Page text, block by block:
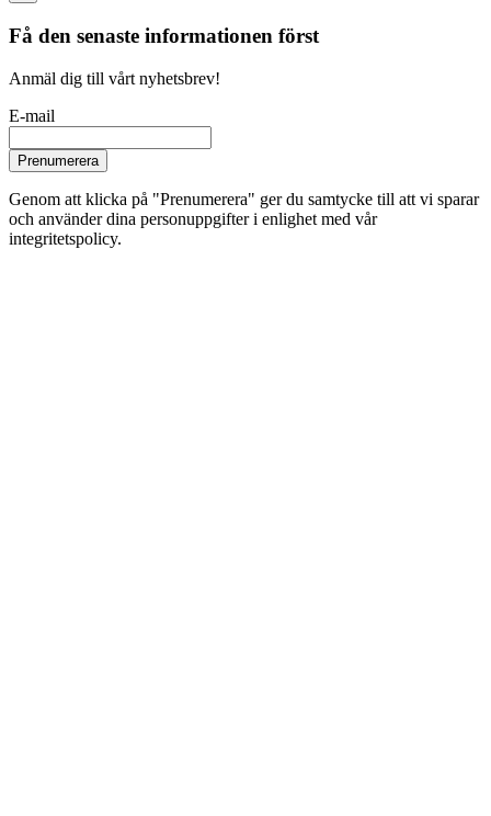
Få den senaste informationen först
Anmäl dig till vårt nyhetsbrev!
E-mail
Prenumerera
Genom att klicka på "Prenumerera" ger du samtycke till att vi sparar
och använder dina personuppgifter i enlighet med vår
integritetspolicy.